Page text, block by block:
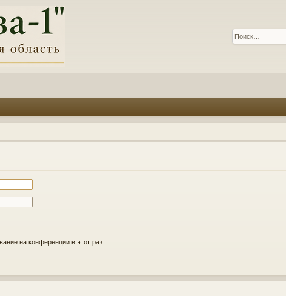
на конференции в этот раз